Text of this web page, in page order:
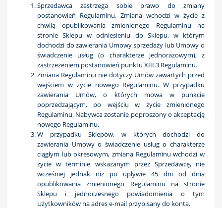
Sprzedawca zastrzega sobie prawo do zmiany
postanowień Regulaminu. Zmiana wchodzi w życie z
chwilą opublikowania zmienionego Regulaminu na
stronie Sklepu w odniesieniu do Sklepu, w którym
dochodzi do zawierania Umowy sprzedaży lub Umowy o
świadczenie usług (o charakterze jednorazowym), z
zastrzeżeniem postanowień punktu XIII.3 Regulaminu.
Zmiana Regulaminu nie dotyczy Umów zawartych przed
wejściem w życie nowego Regulaminu. W przypadku
zawierania Umów, o których mowa w punkcie
poprzedzającym, po wejściu w życie zmienionego
Regulaminu, Nabywca zostanie poproszony o akceptację
nowego Regulaminu.
W przypadku Sklepów, w których dochodzi do
zawierania Umowy o świadczenie usług o charakterze
ciągłym lub okresowym, zmiana Regulaminu wchodzi w
życie w terminie wskazanym przez Sprzedawcę, nie
wcześniej jednak niż po upływie 45 dni od dnia
opublikowania zmienionego Regulaminu na stronie
Sklepu i jednoczesnego powiadomienia o tym
Użytkowników na adres e-mail przypisany do konta.